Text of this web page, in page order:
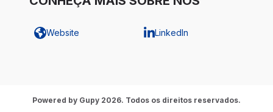
Website LinkedIn
Powered by Gupy 2026. Todos os direitos reservados.